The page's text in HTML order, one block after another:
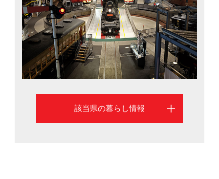
でき、アウトドアやスポーツも気軽に楽しめる環境が魅
力です。そんな埼玉県の情報について、県庁所在地であ
るさいたま市を中心にご紹介します。
該当県の暮らし情報